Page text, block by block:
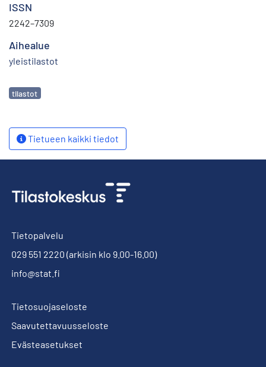
ISSN
2242–7309
Aihealue
yleistilastot
Avainsanat
tilastot
Tietueen kaikki tiedot
Tietopalvelu
029 551 2220 (arkisin klo 9.00-16.00)
info@stat.fi
Tietosuojaseloste
Saavutettavuusseloste
Evästeasetukset